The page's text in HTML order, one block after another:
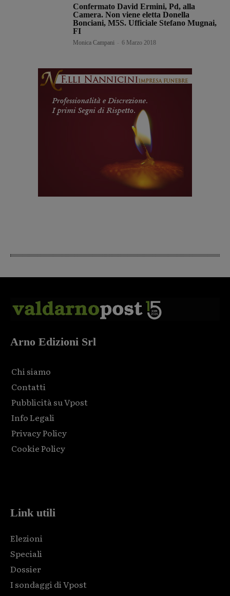
Confermato David Ermini, Pd, alla
Camera. Non viene eletta Donella
Bonciani, M5S. Ufficiale Stefano Mugnai,
FI
Monica Campani 6 Marzo 2018
Arno Edizioni Srl
Chi siamo
Contatti
Pubblicità su Vpost
Info Legali
Privacy Policy
Cookie Policy
Link utili
Elezioni
Speciali
Dossier
I sondaggi di Vpost